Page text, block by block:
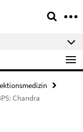
Chandra